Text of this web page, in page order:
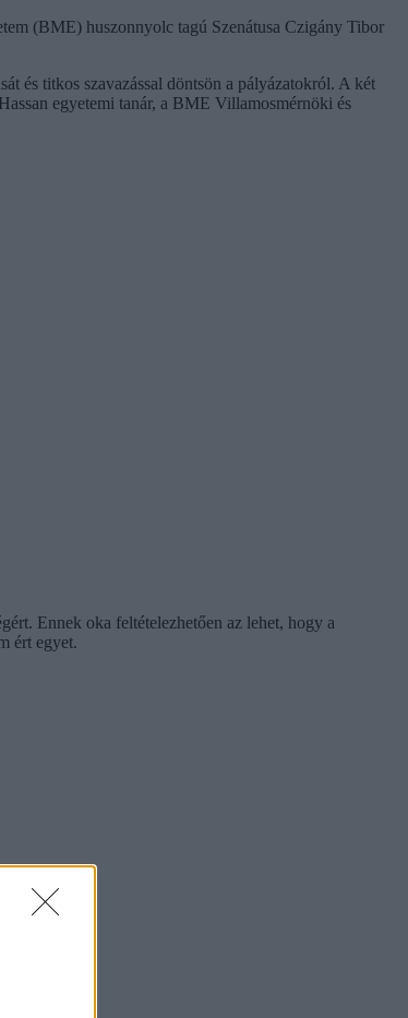
(BME) huszonnyolc tagú Szenátusa Czigány Tibor
és titkos szavazással döntsön a pályázatokról. A két
egyetemi tanár, a BME Villamosmérnöki és
Ennek oka feltételezhetően az lehet, hogy a
ért egyet.